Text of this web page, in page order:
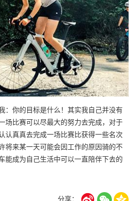
：你的目标是什么！其实我自己并没有
场比赛可以尽最大的努力去完成，对于
认真真去完成一场比赛比获得一些名次
将来某一天可能会因工作的原因骑的不
能成为自己生活中可以一直陪伴下去的
分享：